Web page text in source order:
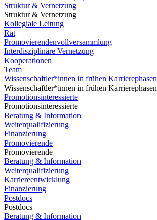
Struktur & Vernetzung
Struktur & Vernetzung
Kollegiale Leitung
Rat
Promovierendenvollversammlung
Interdisziplinäre Vernetzung
Kooperationen
Team
Wissenschaftler*innen in frühen Karrierephasen
Wissenschaftler*innen in frühen Karrierephasen
Promotionsinteressierte
Promotionsinteressierte
Beratung & Information
Weiterqualifizierung
Finanzierung
Promovierende
Promovierende
Beratung & Information
Weiterqualifizierung
Karriereentwicklung
Finanzierung
Postdocs
Postdocs
Beratung & Information